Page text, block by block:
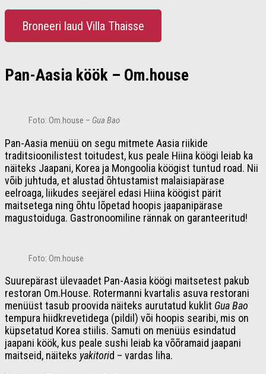
Broneeri laud Villa Thaisse
Pan-Aasia köök – Om.house
Foto: Om.house – Gua Bao
Pan-Aasia menüü on segu mitmete Aasia riikide
traditsioonilistest toitudest, kus peale Hiina köögi leiab ka
näiteks Jaapani, Korea ja Mongoolia köögist tuntud road. Nii
võib juhtuda, et alustad õhtustamist malaisiapärase
eelroaga, liikudes seejärel edasi Hiina köögist pärit
maitsetega ning õhtu lõpetad hoopis jaapanipärase
magustoiduga. Gastronoomiline rännak on garanteeritud!
Foto: Om.house
Suurepärast ülevaadet Pan-Aasia köögi maitsetest pakub
restoran Om.House. Rotermanni kvartalis asuva restorani
menüüst tasub proovida näiteks aurutatud kuklit Gua Bao
tempura hiidkrevetidega (pildil) või hoopis searibi, mis on
küpsetatud Korea stiilis. Samuti on menüüs esindatud
jaapani köök, kus peale sushi leiab ka võõramaid jaapani
maitseid, näiteks yakitorid – vardas liha.